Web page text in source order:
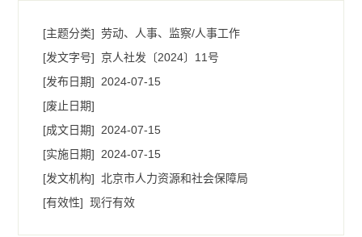
[主题分类] 劳动、人事、监察/人事工作
[发文字号]
京人社发〔2024〕11号
[发布日期]
2024-07-15
[废止日期]
[成文日期]
2024-07-15
[实施日期]
2024-07-15
[发文机构]
北京市人力资源和社会保障局
[有效性] 现行有效